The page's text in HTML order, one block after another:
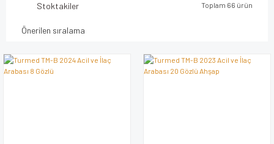
Stoktakiler Toplam 66 ürün